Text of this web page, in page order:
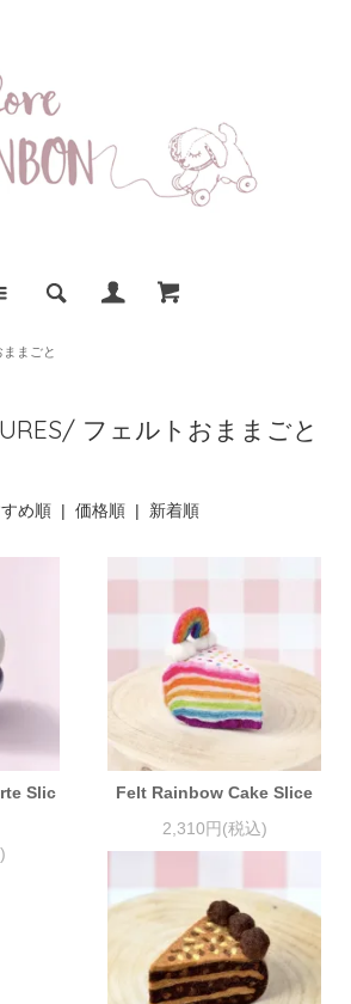
まごと
フェルトおままごと
すめ順 | 価格順 | 新着順
Slic
Felt Rainbow Cake Slice
2,310円(税込)